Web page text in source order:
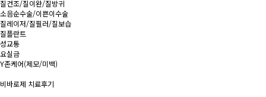
질건조/질이완/질방귀
소음순수술/이쁜이수술
질레이저/질필러/질보습
질플란트
성교통
요실금
Y존케어(제모/미백)
비바로제 치료후기